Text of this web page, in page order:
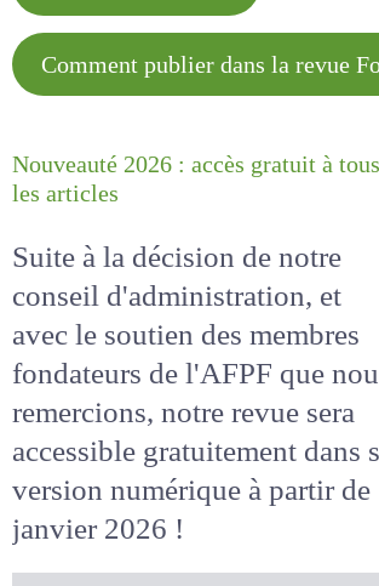
Comment publier dans la
Nouveauté 2026 : accès gratuit à
Suite à la décision de notre
conseil d'administration, et
avec le soutien des
fondateurs de l'AFPF que nous
remercions, notre revue sera
accessiblegratuitementdans
sa version numérique
de janvier 2026 !